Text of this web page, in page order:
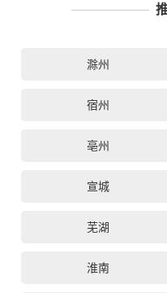
滁州
宿州
亳州
宣城
芜湖
淮南